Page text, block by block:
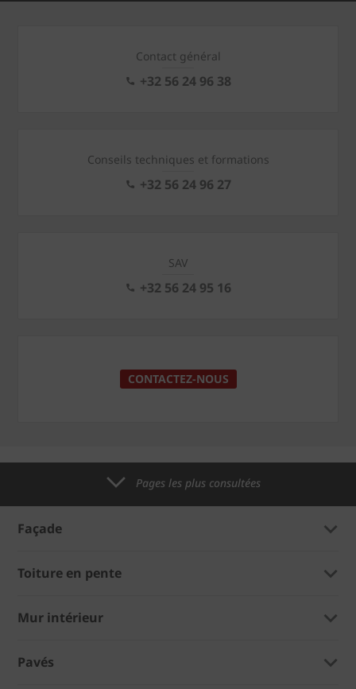
Contact général
+32 56 24 96 38
Conseils techniques et formations
+32 56 24 96 27
SAV
+32 56 24 95 16
CONTACTEZ-NOUS
Pages les plus consultées
Façade
Toiture en pente
Mur intérieur
Pavés